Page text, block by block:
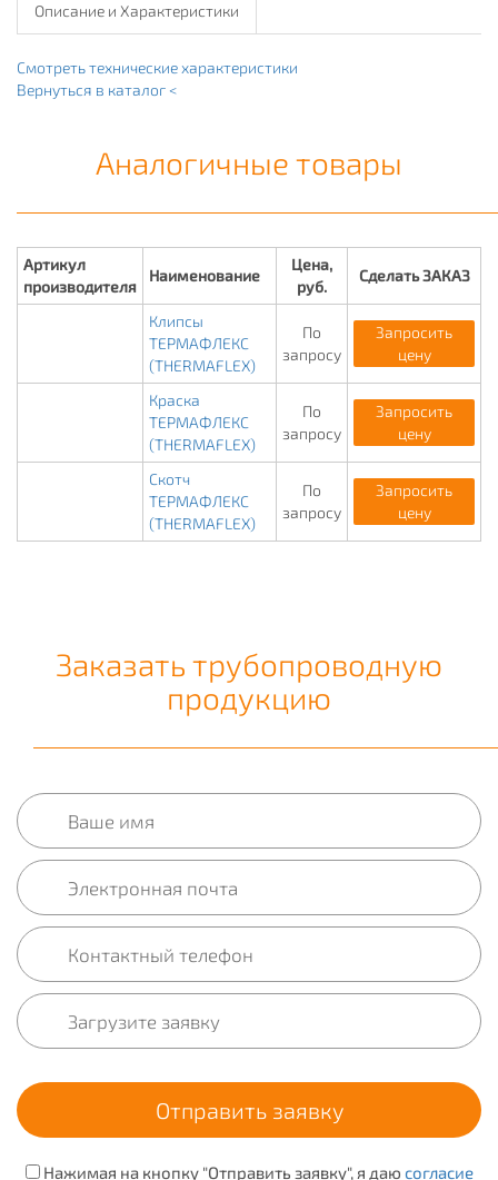
Описание и Характеристики
Смотреть технические характеристики
Вернуться в каталог <
Аналогичные товары
Артикул
производителя
Наименование
Цена,
руб.
Сделать ЗАКАЗ
Клипсы
ТЕРМАФЛЕКС
(THERMAFLEX)
По
запросу
Запросить
цену
Краска
ТЕРМАФЛЕКС
(THERMAFLEX)
По
запросу
Запросить
цену
Скотч
ТЕРМАФЛЕКС
(THERMAFLEX)
По
запросу
Запросить
цену
Заказать трубопроводную
продукцию
Нажимая на кнопку "Отправить заявку", я даю согласие